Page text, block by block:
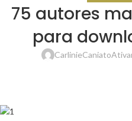
75 autores
para
CarlinieCaniato